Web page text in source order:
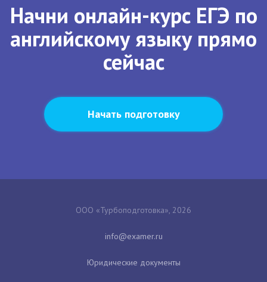
Начни онлайн-курс ЕГЭ по
английскому языку прямо
сейчас
Начать подготовку
ООО «Турбоподготовка», 2026
Юридические документы